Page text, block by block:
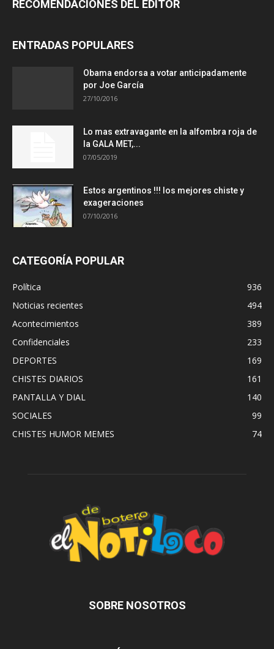
RECOMENDACIONES DEL EDITOR
ENTRADAS POPULARES
Obama endorsa a votar anticipadamente
por Joe García
27/10/2016
Lo mas extravagante en la alfombra roja de
la GALA MET,...
07/05/2019
Estos argentinos !!! los mejores chiste y
exageraciones
07/10/2016
CATEGORÍA POPULAR
Política
936
Noticias recientes
494
Acontecimientos
389
Confidenciales
233
DEPORTES
169
CHISTES DIARIOS
161
PANTALLA Y DIAL
140
SOCIALES
99
CHISTES HUMOR MEMES
74
SOBRE NOSOTROS